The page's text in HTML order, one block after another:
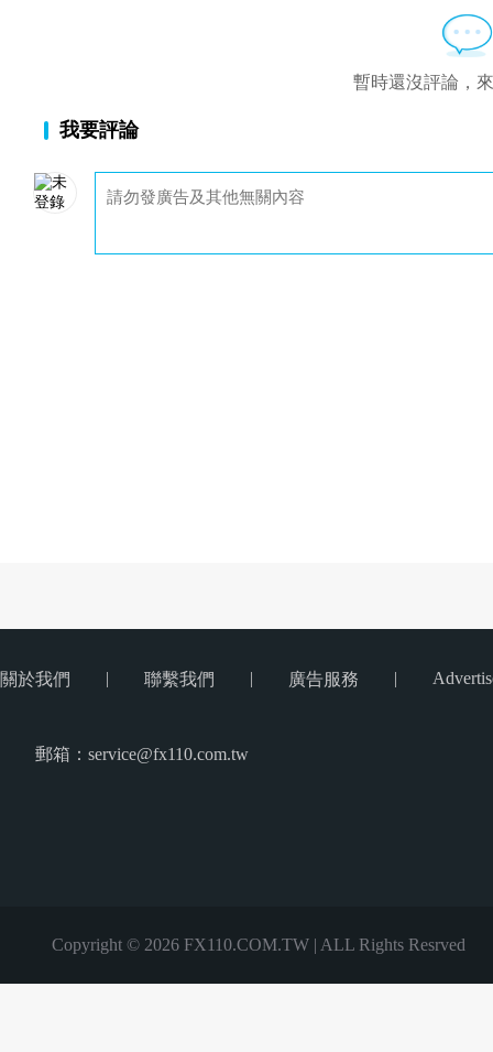
暫時還沒評論，
我要評論
關於我們 | 聯繫我們 | 廣告服務 |
郵箱：service@fx110.com.tw
Copyright © 2026 FX110.COM.TW | ALL Rights Resrved